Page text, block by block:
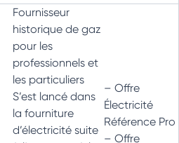
Fournisseur
historique de gaz
pour les
professionnels et
les particuliers
S’est lancé dans
la fourniture
d’électricité suite
– Offre
Électricité
Référence Pro
– Offre